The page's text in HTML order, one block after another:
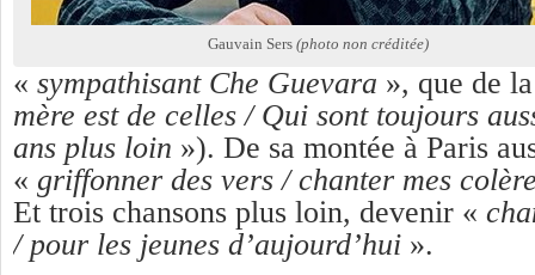
Gauvain Sers(photo non créditée)
« sympathisant Che Guevara », que de
mère est de celles / Qui sont toujours
ans plus loin »). De sa montée à Paris
« griffonner des vers / chanter mes
Et trois chansons plus loin, devenir «
/ pour les jeunes d’aujourd’hui ».